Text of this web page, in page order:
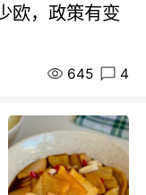
欧，政策有变
645 4